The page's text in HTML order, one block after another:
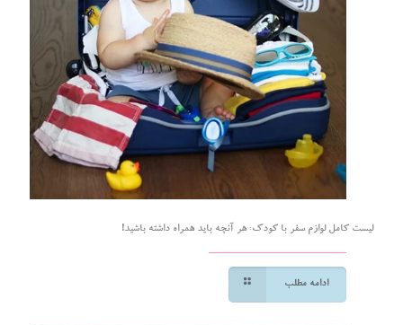
لیست کامل لوازم سفر با کودک: هر آنچه باید همراه داشته باشید!
ادامه مطلب